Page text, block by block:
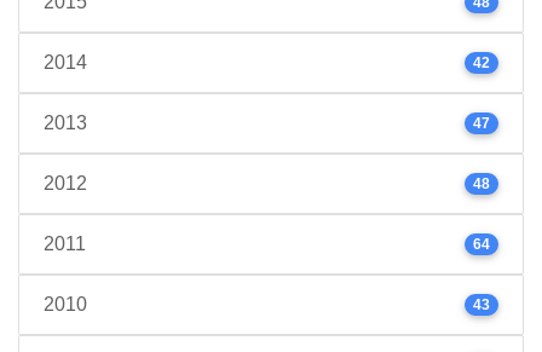
2014 42
2013 47
2012 48
2011 64
2010 43